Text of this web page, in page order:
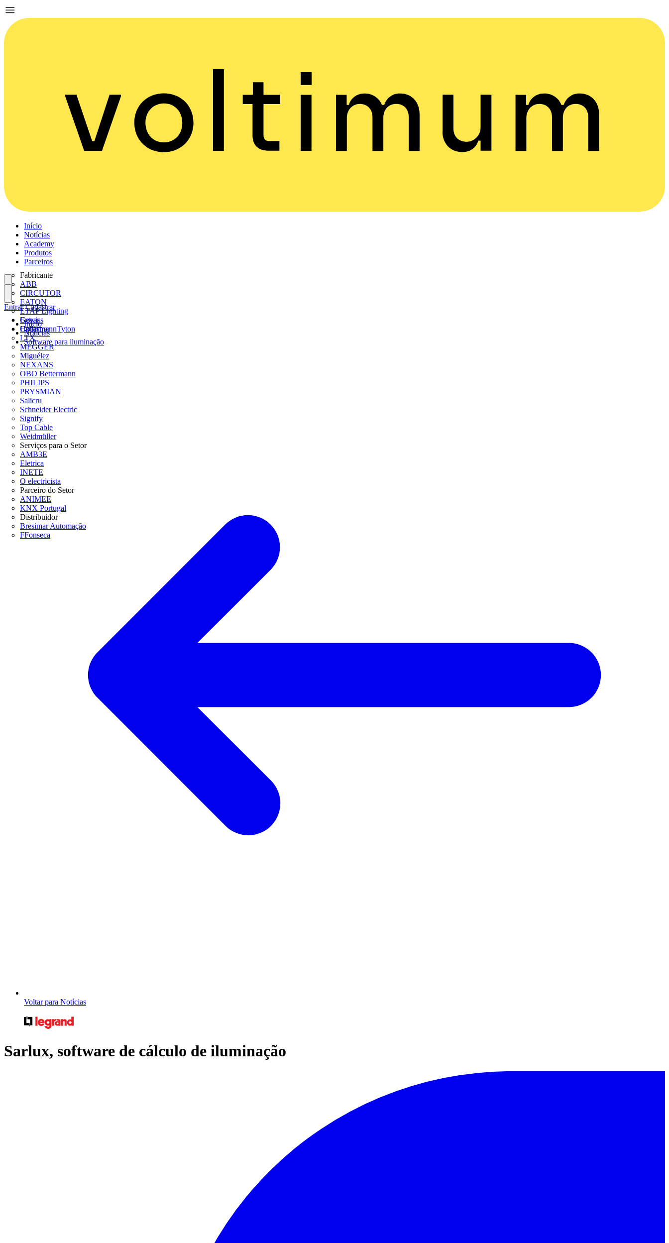
Início
Notícias
Academy
Produtos
Parceiros
Fabricante
ABB
CIRCUTOR
EATON
ETAP Lighting
Gewiss
HellermannTyton
LTX
MEGGER
Miguélez
NEXANS
OBO Bettermann
PHILIPS
PRYSMIAN
Salicru
Schneider Electric
Signify
Top Cable
Weidmüller
Serviços para o Setor
AMB3E
Eletrica
INETE
O electricista
Parceiro do Setor
ANIMEE
KNX Portugal
Distribuidor
Bresimar Automação
FFonseca
Entrar
Cadastrar
Entrar Cadastrar
Início
Notícias
Software para iluminação
Voltar para Notícias
Sarlux, software de cálculo de iluminação